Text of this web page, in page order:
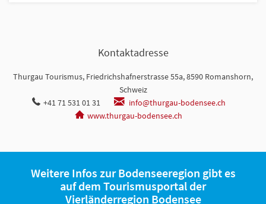
Kontaktadresse
Thurgau Tourismus, Friedrichshafnerstrasse 55a, 8590 Romanshorn,
Schweiz
+41 71 531 01 31
info@thurgau-bodensee.ch
www.thurgau-bodensee.ch
Weitere Infos zur Bodenseeregion gibt es
auf dem Tourismusportal der
Vierländerregion Bodensee